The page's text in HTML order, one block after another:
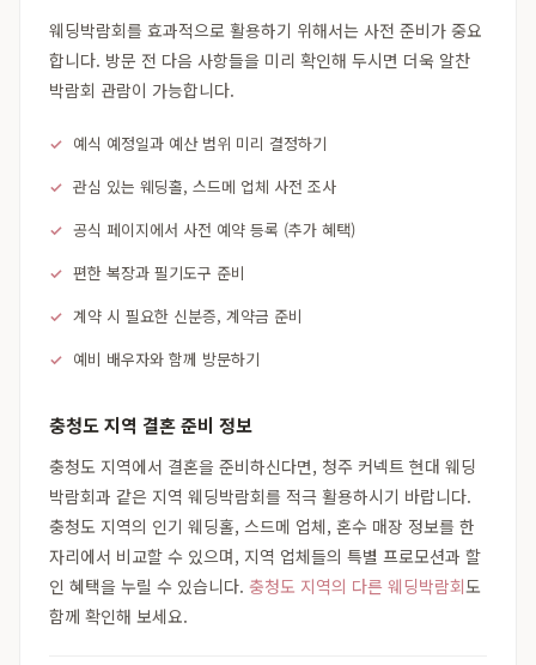
웨딩박람회를 효과적으로 활용하기 위해서는 사전 준비가 중요
합니다. 방문 전 다음 사항들을 미리 확인해 두시면 더욱 알찬
박람회 관람이 가능합니다.
예식 예정일과 예산 범위 미리 결정하기
관심 있는 웨딩홀, 스드메 업체 사전 조사
공식 페이지에서 사전 예약 등록 (추가 혜택)
편한 복장과 필기도구 준비
계약 시 필요한 신분증, 계약금 준비
예비 배우자와 함께 방문하기
충청도 지역 결혼 준비 정보
충청도 지역에서 결혼을 준비하신다면, 청주 커넥트 현대 웨딩
박람회과 같은 지역 웨딩박람회를 적극 활용하시기 바랍니다.
충청도 지역의 인기 웨딩홀, 스드메 업체, 혼수 매장 정보를 한
자리에서 비교할 수 있으며, 지역 업체들의 특별 프로모션과 할
인 혜택을 누릴 수 있습니다. 충청도 지역의 다른 웨딩박람회도
함께 확인해 보세요.